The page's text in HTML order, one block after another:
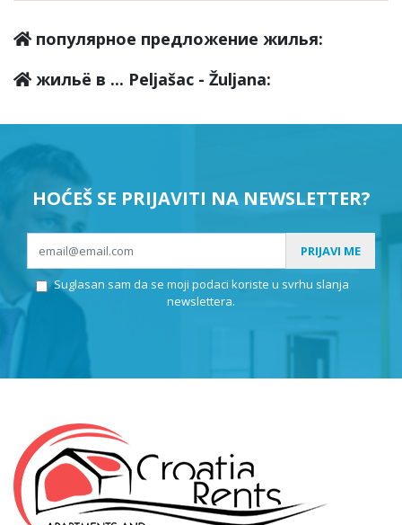
популярное предложение жилья:
жильё в ... Peljašac - Žuljana:
HOĆEŠ SE PRIJAVITI NA NEWSLETTER?
PRIJAVI ME
Suglasan sam da se moji podaci koriste u svrhu slanja
newslettera.